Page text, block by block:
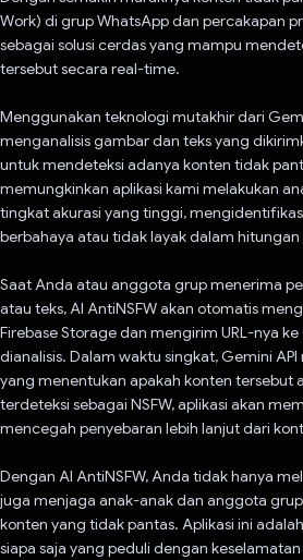
Work) di grup WhatsApp dan percakapan
sebagai solusi cerdas yang mampu
tersebut secara real-time.
Menggunakan teknologi mutakhir dari
menganalisis gambar dan teks yang
untuk mendeteksi adanya konten tidak
memungkinkan aplikasi kami melakukan
tingkat akurasi yang tinggi,
berbahaya atau tidak layak dalam
Saat Anda atau anggota grup menerima
atau teks, AI AntiNSFW akan otomatis
Firebase Storage dan mengirim URL-nya
dianalisis. Dalam waktu singkat, Gemini
yang menentukan apakah konten tersebut
terdeteksi sebagai NSFW, aplikasi akan
mencegah penyebaran lebih lanjut dari
Dengan AI AntiNSFW, Anda tidak hanya
juga menjaga anak-anak dan anggota
konten yang tidak pantas. Aplikasi ini
siapa saja yang peduli dengan